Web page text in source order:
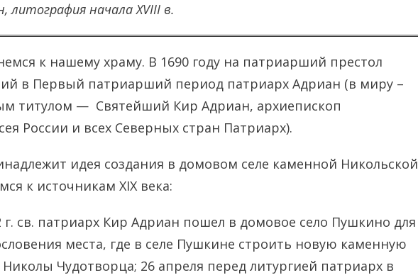
литография начала XVIII в.
к нашему храму. В 1690 году на патриарший престол
в Первый патриарший период патриарх Адриан (в миру –
титулом — Святейший Кир Адриан, архиепископ
России и всех Северных стран Патриарх).
идея создания в домовом селе каменной Никольской
к источникам XIX века:
г. св. патриарх Кир Адриан пошел в домовое село Пушкино для
места, где в селе Пушкине строить новую каменную
Чудотворца; 26 апреля перед литургией патриарх в